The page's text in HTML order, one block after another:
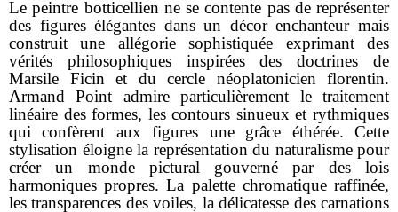
Le peintre botticellien ne se contente pas de représenter
des figures élégantes dans un décor enchanteur mais
construit une allégorie sophistiquée exprimant des
vérités philosophiques inspirées des doctrines de
Marsile Ficin et du cercle néoplatonicien florentin.
Armand Point admire particulièrement le traitement
linéaire des formes, les contours sinueux et rythmiques
qui confèrent aux figures une grâce éthérée. Cette
stylisation éloigne la représentation du naturalisme pour
créer un monde pictural gouverné par des lois
harmoniques propres. La palette chromatique raffinée,
les transparences des voiles, la délicatesse des carnations